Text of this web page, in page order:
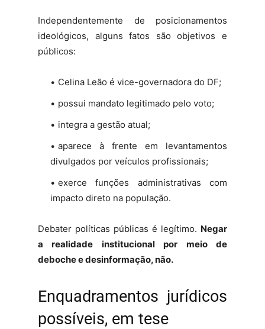
Independentemente de posicionamentos
ideológicos, alguns fatos são objetivos e
públicos:
Celina Leão é vice-governadora do DF;
possui mandato legitimado pelo voto;
integra a gestão atual;
aparece à frente em levantamentos
divulgados por veículos profissionais;
exerce funções administrativas com
impacto direto na população.
Debater políticas públicas é legítimo. Negar
a realidade institucional por meio de
deboche e desinformação, não.
Enquadramentos jurídicos
possíveis, em tese